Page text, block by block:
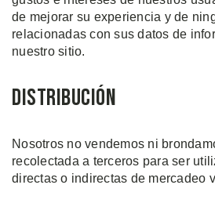
de mejorar su experiencia y de
relacionadas con sus datos de
nuestro sitio.
Distribución
Nosotros no vendemos ni
recolectada a terceros para ser
directas o indirectas de mercadeo